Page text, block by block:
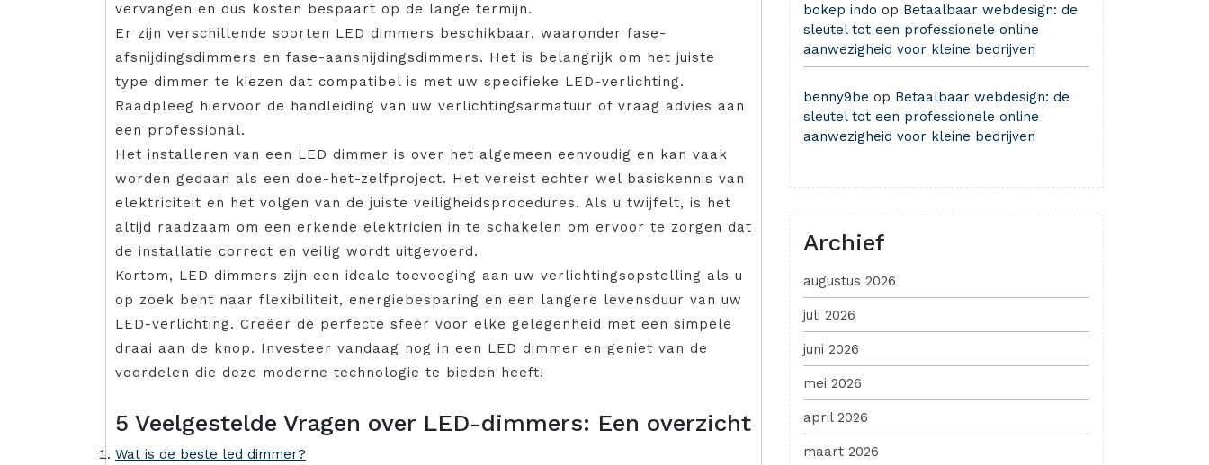
vervangen en dus kosten bespaart op de lange termijn.
Er zijn verschillende soorten LED dimmers beschikbaar, waaronder fase-
afsnijdingsdimmers en fase-aansnijdingsdimmers. Het is belangrijk om het juiste
type dimmer te kiezen dat compatibel is met uw specifieke LED-verlichting.
Raadpleeg hiervoor de handleiding van uw verlichtingsarmatuur of vraag advies aan
een professional.
Het installeren van een LED dimmer is over het algemeen eenvoudig en kan vaak
worden gedaan als een doe-het-zelfproject. Het vereist echter wel basiskennis van
elektriciteit en het volgen van de juiste veiligheidsprocedures. Als u twijfelt, is het
altijd raadzaam om een erkende elektricien in te schakelen om ervoor te zorgen dat
de installatie correct en veilig wordt uitgevoerd.
Kortom, LED dimmers zijn een ideale toevoeging aan uw verlichtingsopstelling als u
op zoek bent naar flexibiliteit, energiebesparing en een langere levensduur van uw
LED-verlichting. Creëer de perfecte sfeer voor elke gelegenheid met een simpele
draai aan de knop. Investeer vandaag nog in een LED dimmer en geniet van de
voordelen die deze moderne technologie te bieden heeft!
5 Veelgestelde Vragen over LED-dimmers: Een overzicht
Wat is de beste led dimmer?
bokep indo op Betaalbaar webdesign: de
sleutel tot een professionele online
aanwezigheid voor kleine bedrijven
benny9be op Betaalbaar webdesign: de
sleutel tot een professionele online
aanwezigheid voor kleine bedrijven
Archief
augustus 2026
juli 2026
juni 2026
mei 2026
april 2026
maart 2026